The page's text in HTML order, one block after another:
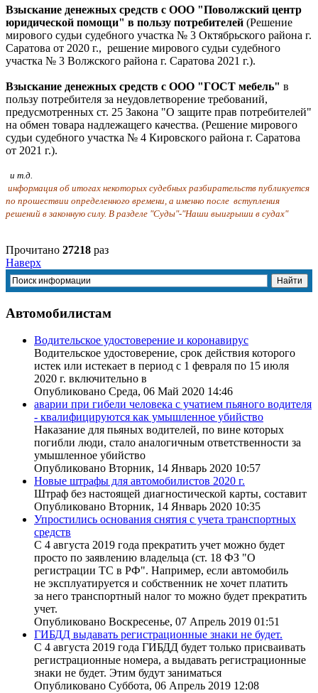
Взыскание денежных средств с ООО "Поволжский центр
юридической помощи" в пользу потребителей (Решение
мирового судьи судебного участка № 3 Октябрьского района г.
Саратова от 2020 г., решение мирового судьи судебного
участка № 3 Волжского района г. Саратова 2021 г.).
Взыскание денежных средств с ООО "ГОСТ мебель" в
пользу потребителя за неудовлетворение требований,
предусмотренных ст. 25 Закона "О защите прав потребителей"
на обмен товара надлежащего качества. (Решение мирового
судьи судебного участка № 4 Кировского района г. Саратова
от 2021 г.).
и т.д.
информация об итогах некоторых судебных разбирательств публикуется
по прошествии определенного времени, а именно после вступления
решений в законную силу. В разделе "Суды"-"Наши выигрыши в судах"
Прочитано 27218 раз
Наверх
Автомобилистам
Водительское удостоверение и коронавирус
Водительское удостоверение, срок действия которого
истек или истекает в период с 1 февраля по 15 июля
2020 г. включительно в
Опубликовано Среда, 06 Май 2020 14:46
аварии при гибели человека с учатием пьяного водителя
- квалифицируются как умышленное убийство
Наказание для пьяных водителей, по вине которых
погибли люди, стало аналогичным ответственности за
умышленное убийство
Опубликовано Вторник, 14 Январь 2020 10:57
Новые штрафы для автомобилистов 2020 г.
Штраф без настоящей диагностической карты, составит
Опубликовано Вторник, 14 Январь 2020 10:35
Упростились основания снятия с учета транспортных
средств
С 4 августа 2019 года прекратить учет можно будет
просто по заявлению владельца (ст. 18 ФЗ "О
регистрации ТС в РФ". Например, если автомобиль
не эксплуатируется и собственник не хочет платить
за него транспортный налог то можно будет прекратить
учет.
Опубликовано Воскресенье, 07 Апрель 2019 01:51
ГИБДД выдавать регистрационные знаки не будет.
С 4 августа 2019 года ГИБДД будет только присваивать
регистрационные номера, а выдавать регистрационные
знаки не будет. Этим будут заниматься
Опубликовано Суббота, 06 Апрель 2019 12:08